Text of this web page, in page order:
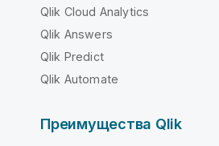
Qlik Cloud Analytics
Qlik Answers
Qlik Predict
Qlik Automate
Преимущества Qlik